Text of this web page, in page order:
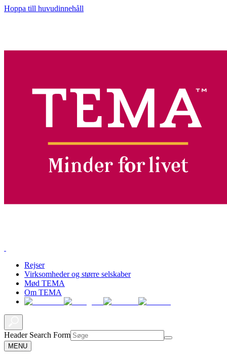
Hoppa till huvudinnehåll
Rejser
Virksomheder og større selskaber
Mød TEMA
Om TEMA
Header Search Form
MENU